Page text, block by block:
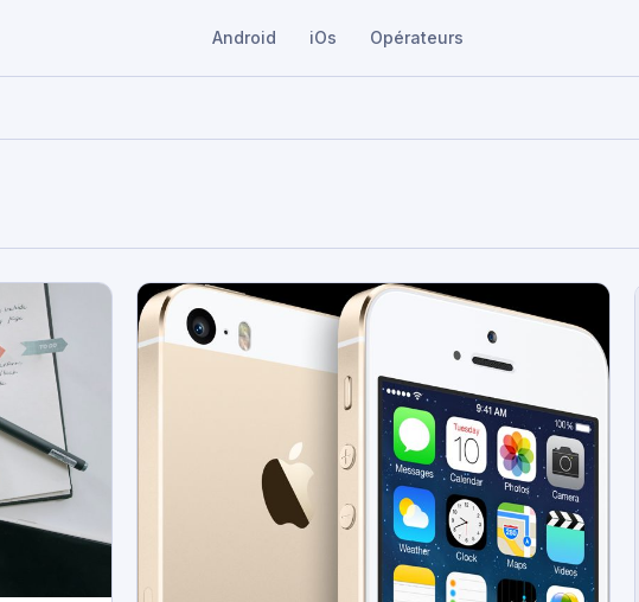
Android iOs Opérateurs